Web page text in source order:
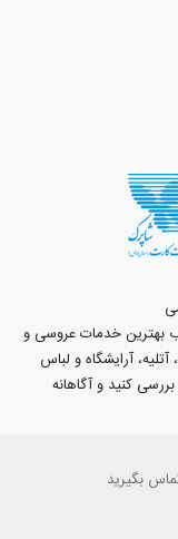
بهترین خدمات عروسی و
آتلیه، آرایشگاه و لباس
کنید و آگاهانه
بگیرید